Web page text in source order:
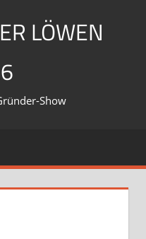
LÖWEN
Show